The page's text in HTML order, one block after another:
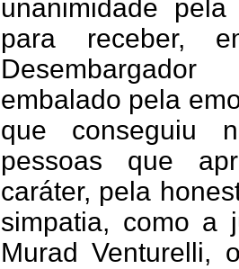
unanimidade
para receber,
embalado pela
que conseguiu
pessoas que
caráter, pela
simpatia, como a
Murad Venturelli,